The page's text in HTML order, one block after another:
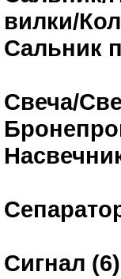
вилки/
Сальник
Свеча/
Сигнал (6)